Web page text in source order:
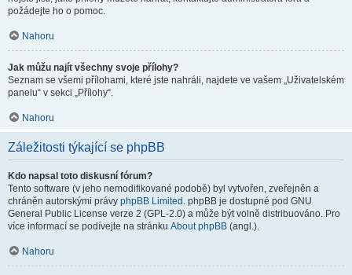
požádejte ho o pomoc.
Nahoru
Jak můžu najít všechny svoje přílohy?
Seznam se všemi přílohami, které jste nahráli, najdete ve vašem „Uživatelském
panelu“ v sekci „Přílohy“.
Nahoru
Záležitosti týkající se phpBB
Kdo napsal toto diskusní fórum?
Tento software (v jeho nemodifikované podobě) byl vytvořen, zveřejněn a
chráněn autorskými právy phpBB Limited . phpBB je dostupné pod GNU
General Public License verze 2 (GPL-2.0) a může být volně distribuováno. Pro
více informací se podívejte na stránku About phpBB (angl.).
Nahoru